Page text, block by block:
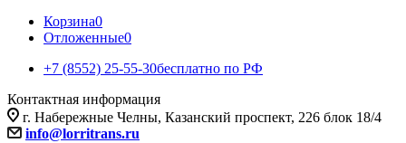
Корзина0
Отложенные0
+7 (8552) 25-55-30бесплатно по РФ
Контактная информация
г. Набережные Челны, Казанский проспект, 226 блок 18/4
info@lorritrans.ru